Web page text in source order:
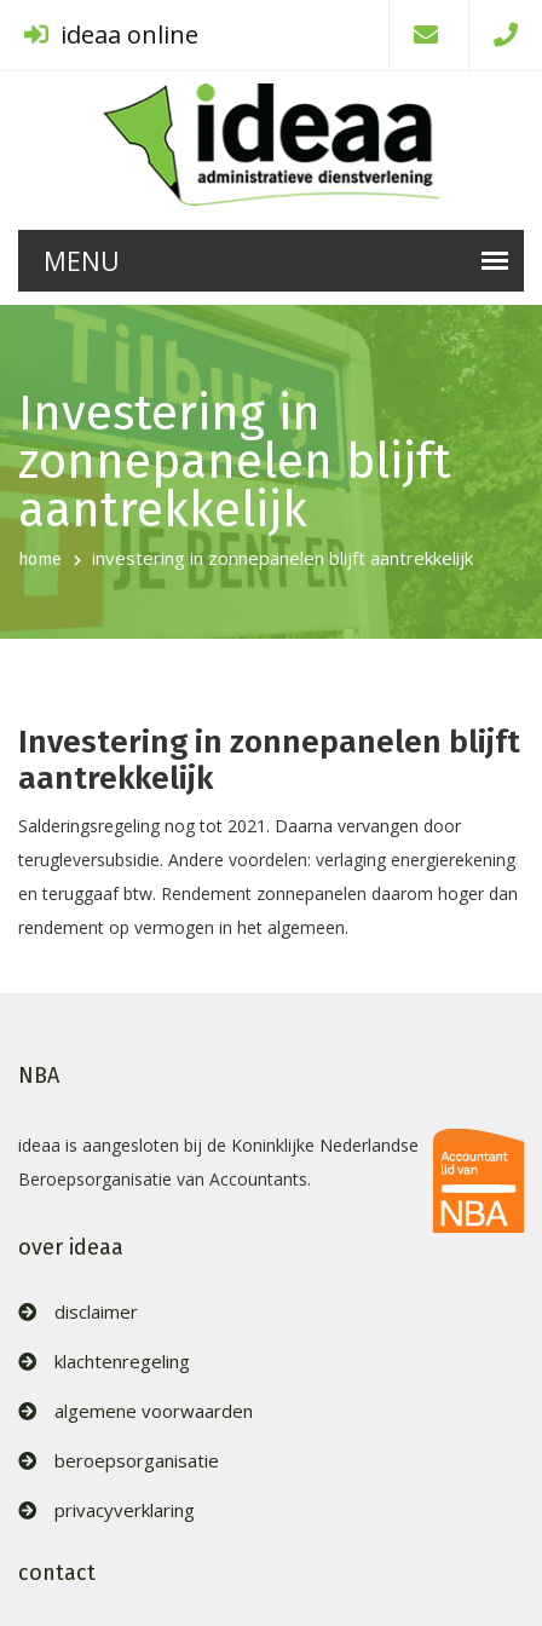
ideaa online
Investering in
zonnepanelen blijft
aantrekkelijk
home investering in zonnepanelen blijft aantrekkelijk
Investering in zonnepanelen blijft
aantrekkelijk
Salderingsregeling nog tot 2021. Daarna vervangen door
terugleversubsidie. Andere voordelen: verlaging energierekening
en teruggaaf btw. Rendement zonnepanelen daarom hoger dan
rendement op vermogen in het algemeen.
NBA
ideaa is aangesloten bij de Koninklijke Nederlandse
Beroepsorganisatie van Accountants.
over ideaa
disclaimer
klachtenregeling
algemene voorwaarden
beroepsorganisatie
privacyverklaring
contact